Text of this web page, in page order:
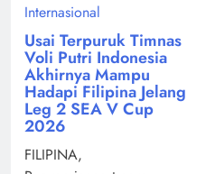
Internasional
Usai Terpuruk Timnas
Voli Putri Indonesia
Akhirnya Mampu
Hadapi Filipina Jelang
Leg 2 SEA V Cup
2026
FILIPINA,